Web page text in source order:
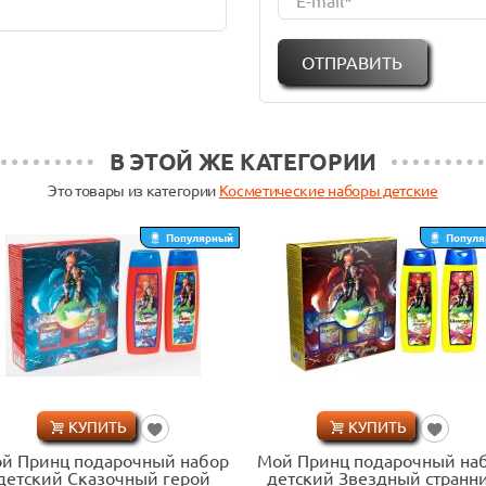
В ЭТОЙ ЖЕ КАТЕГОРИИ
Это товары из категории Косметические наборы детские
Принц подарочный набор
Сказочный герой
КУПИТЬ
Популярный
Мой Принц подарочный
детский Звездный
КУПИТЬ